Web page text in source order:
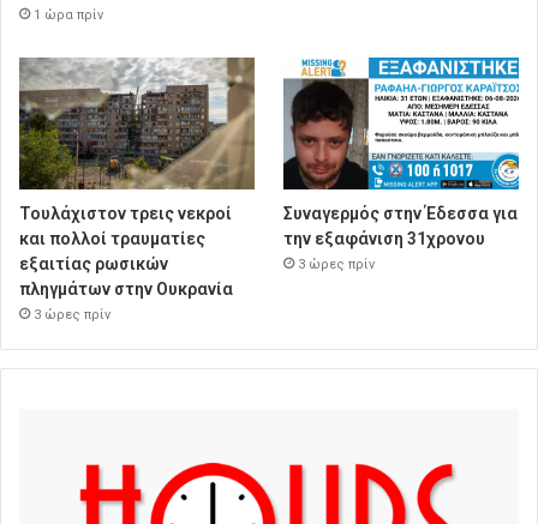
1 ώρα πρίν
Τουλάχιστον τρεις νεκροί
και πολλοί τραυματίες
εξαιτίας ρωσικών
πληγμάτων στην Ουκρανία
3 ώρες πρίν
Συναγερμός στην Έδεσσα για
την εξαφάνιση 31χρονου
3 ώρες πρίν